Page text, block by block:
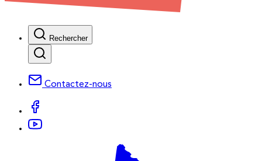
Rechercher
Contactez-nous